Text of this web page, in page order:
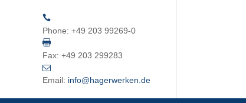
Phone: +49 203 99269-0
Fax: +49 203 299283
Email: info@hagerwerken.de